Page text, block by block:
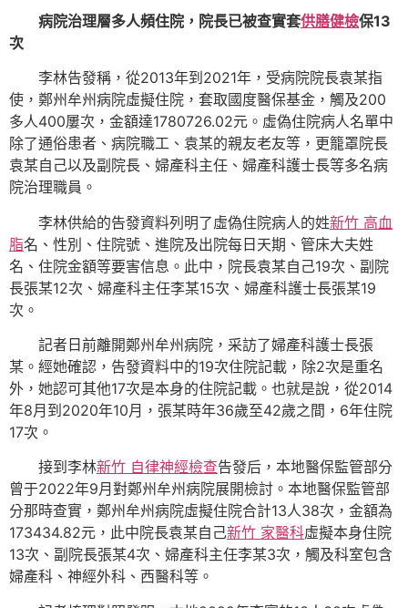
病院治理層多人頻住院，院長已被查實套供膳健檢保13
次
李林告發稱，從2013年到2021年，受病院院長袁某指
使，鄭州牟州病院虛擬住院，套取國度醫保基金，觸及200
多人400屢次，金額達1780726.02元。虛偽住院病人名單中
除了通俗患者、病院職工、袁某的親友老友等，更籠罩院長
袁某自己以及副院長、婦產科主任、婦產科護士長等多名病
院治理職員。
李林供給的告發資料列明了虛偽住院病人的姓新竹 高血
脂名、性別、住院號、進院及出院每日天期、管床大夫姓
名、住院金額等要害信息。此中，院長袁某自己19次、副院
長張某12次、婦產科主任李某15次、婦產科護士長張某19
次。
記者日前離開鄭州牟州病院，采訪了婦產科護士長張
某。經她確認，告發資料中的19次住院記載，除2次是重名
外，她認可其他17次是本身的住院記載。也就是說，從2014
年8月到2020年10月，張某時年36歲至42歲之間，6年住院
17次。
接到李林新竹 自律神經檢查告發后，本地醫保監管部分
曾于2022年9月對鄭州牟州病院展開檢討。本地醫保監管部
分那時查實，鄭州牟州病院虛擬住院合計13人38次，金額為
173434.82元，此中院長袁某自己新竹 家醫科虛擬本身住院
13次、副院長張某4次、婦產科主任李某3次，觸及科室包含
婦產科、神經外科、西醫科等。